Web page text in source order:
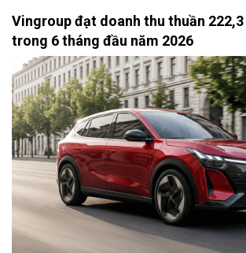
Vingroup đạt doanh thu thuần
trong 6 tháng đầu năm 2026